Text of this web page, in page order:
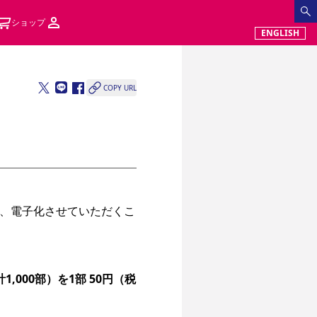
ショップ
ENGLISH
COPY URL
電子化させていただくこ
部）を1部 50円（税